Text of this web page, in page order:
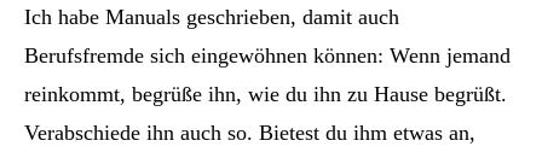
Ich habe Manuals geschrieben, damit auch
Berufsfremde sich eingewöhnen können: Wenn jemand
reinkommt, begrüße ihn, wie du ihn zu Hause begrüßt.
Verabschiede ihn auch so. Bietest du ihm etwas an,